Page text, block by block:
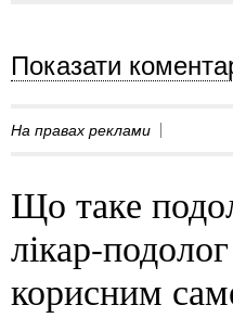
Показати
На правах реклами
Що таке
лікар-
корисним